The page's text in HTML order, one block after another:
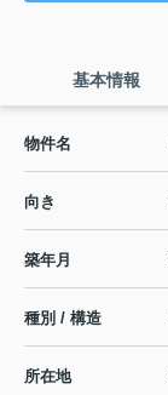
基本情報
物件名
向き
築年月
種別 / 構造
所在地